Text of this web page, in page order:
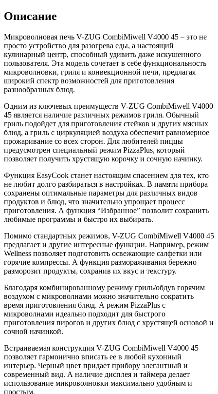
CombiMiwell
V4000
черная
Описание
Микроволновая печь V-ZUG CombiMiwell V4000 45 – это не
просто устройство для разогрева еды, а настоящий
кулинарный центр, способный удивить даже искушенного
пользователя. Эта модель сочетает в себе функциональность
микроволновки, гриля и конвекционной печи, предлагая
широкий спектр возможностей для приготовления
разнообразных блюд.
Одним из ключевых преимуществ V-ZUG CombiMiwell V4000
45 является наличие различных режимов гриля. Обычный
гриль подойдет для приготовления стейков и других мясных
блюд, а гриль с циркуляцией воздуха обеспечит равномерное
прожаривание со всех сторон. Для любителей пиццы
предусмотрен специальный режим PizzaPlus, который
позволяет получить хрустящую корочку и сочную начинку.
Функция EasyCook станет настоящим спасением для тех, кто
не любит долго разбираться в настройках. В памяти прибора
сохранены оптимальные параметры для различных видов
продуктов и блюд, что значительно упрощает процесс
приготовления. А функция “Избранное” позволит сохранить
любимые программы и быстро их выбирать.
Помимо стандартных режимов, V-ZUG CombiMiwell V4000 45
предлагает и другие интересные функции. Например, режим
Wellness позволяет подготовить освежающие салфетки или
горячие компрессы. А функция размораживания бережно
разморозит продукты, сохранив их вкус и текстуру.
Благодаря комбинированному режиму гриль/обдув горячим
воздухом с микроволнами можно значительно сократить
время приготовления блюд. А режим PizzaPlus с
микроволнами идеально подходит для быстрого
приготовления пирогов и других блюд с хрустящей основой и
сочной начинкой.
Встраиваемая конструкция V-ZUG CombiMiwell V4000 45
позволяет гармонично вписать ее в любой кухонный
интерьер. Черный цвет придает прибору элегантный и
современный вид. А наличие дисплея и таймера делает
использование микроволновки максимально удобным и
простым.